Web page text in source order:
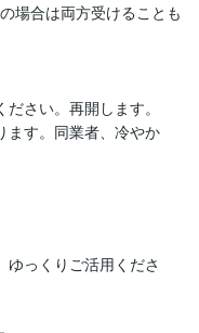
場合は両方受けることも
さい。再開します。
ます。同業者、冷やか
ゆっくりご活用くださ